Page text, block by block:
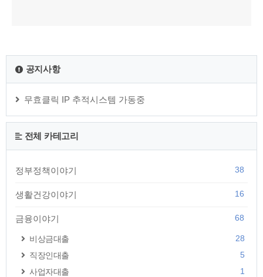
공지사항
무효클릭 IP 추적시스템 가동중
전체 카테고리
정부정책이야기 38
생활건강이야기 16
금융이야기 68
비상금대출
28
직장인대출
5
사업자대출
1